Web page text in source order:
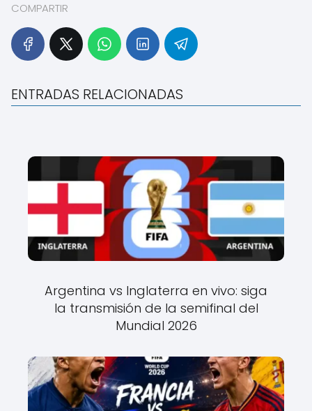
COMPARTIR
ENTRADAS RELACIONADAS
Argentina vs Inglaterra en vivo: siga
la transmisión de la semifinal del
Mundial 2026